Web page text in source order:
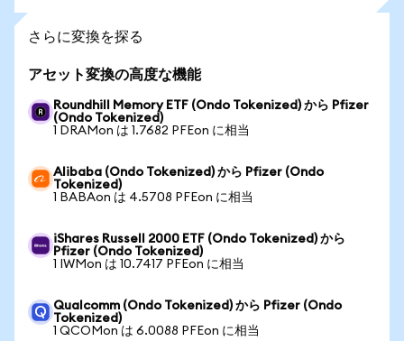
さらに変換を探る
アセット変換の高度な機能
Roundhill Memory ETF (Ondo Tokenized) から Pfizer
(Ondo Tokenized)
1 DRAMon は 1.7682 PFEon に相当
Alibaba (Ondo Tokenized) から Pfizer (Ondo
Tokenized)
1 BABAon は 4.5708 PFEon に相当
iShares Russell 2000 ETF (Ondo Tokenized) から
Pfizer (Ondo Tokenized)
1 IWMon は 10.7417 PFEon に相当
Qualcomm (Ondo Tokenized) から Pfizer (Ondo
Tokenized)
1 QCOMon は 6.0088 PFEon に相当